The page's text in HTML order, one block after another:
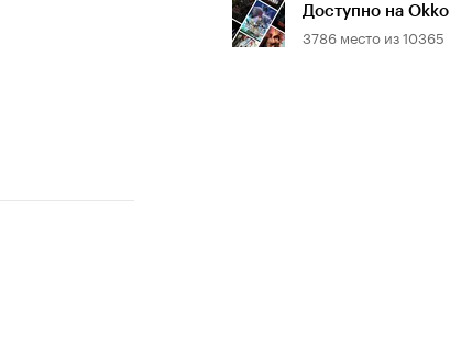
Доступно на Okko
3786 место из10365